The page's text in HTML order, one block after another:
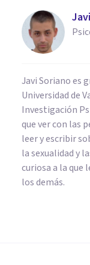
Javi Soriano es
Universidad de
Investigación
que ver con las
leer y escribir
la sexualidad y
curiosa a la que
los demás.